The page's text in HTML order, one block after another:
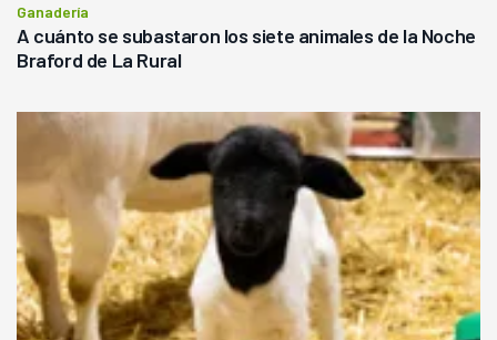
Ganadería
A cuánto se subastaron los siete animales de la Noche
Braford de La Rural